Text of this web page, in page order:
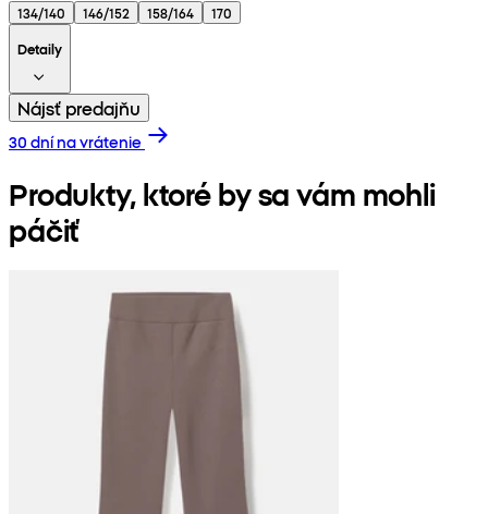
134/140 146/152 158/164
170
Detaily
Nájsť predajňu
30 dní na vrátenie
Produkty, ktoré by sa vám mohli
páčiť